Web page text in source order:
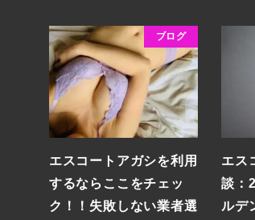
ブログ
エスコートアガシを利用
するならここをチェッ
ク！！失敗しない業者選
エス
談：
ルデ